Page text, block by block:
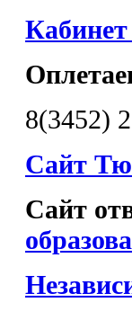
8(3452)
Сайт
Сайт